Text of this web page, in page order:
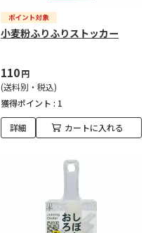
小麦粉ふりふりストッカー
110円
(送料別・税込)
獲得ポイント : 1
詳細 カートに入れる